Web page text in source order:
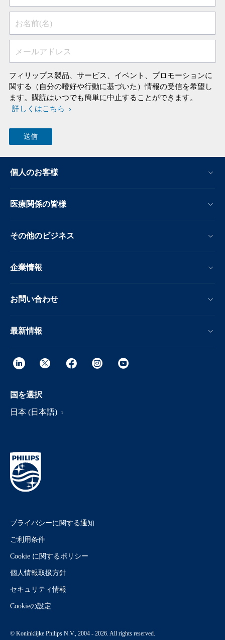
お名前(名)
メールアドレス
フィリップス製品、サービス、イベント、プロモーションに
関する（自分の嗜好や行動に基づいた）情報の受信を希望し
ます。購読はいつでも簡単に中止することができます。
詳しくはこちら
個人のお客様
医療関係の皆様
その他のビジネス
企業情報
お問い合わせ
最新情報
国を選択
日本 (日本語)
プライバシーに関する通知
ご利用条件
Cookie に関するポリシー
個人情報取扱方針
セキュリティ情報
Cookieの設定
© Koninklijke Philips N.V., 2004 - 2026. All rights reserved.